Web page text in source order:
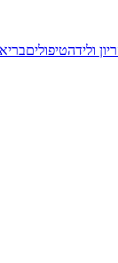
ולידהטיפולים